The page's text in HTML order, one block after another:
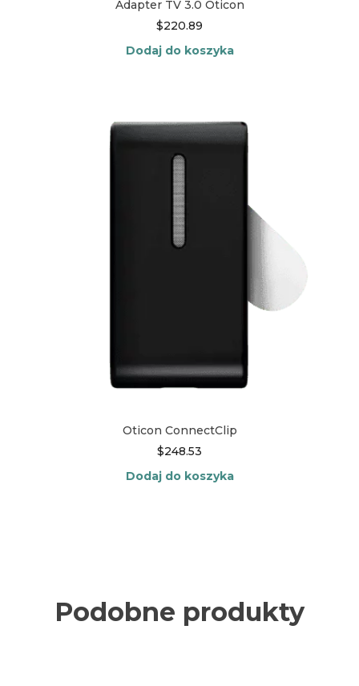
Adapter TV 3.0 Oticon
$220.89
Dodaj do koszyka
Oticon ConnectClip
$248.53
Dodaj do koszyka
Podobne produkty